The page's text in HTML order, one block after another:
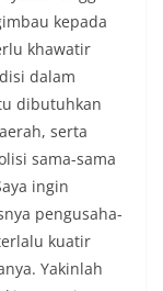
kepada
khawatir
dalam
dibutuhkan
serta
sama-sama
ingin
pengusaha-
kuatir
Yakinlah